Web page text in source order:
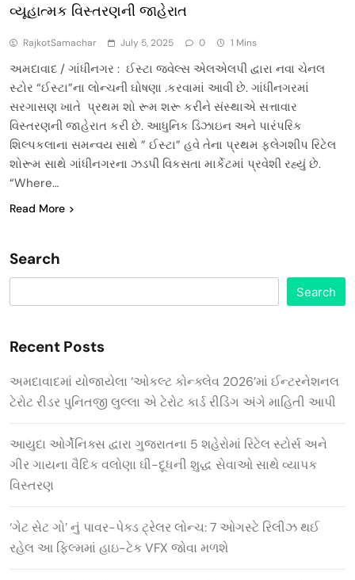
વ્યૂહાત્મક વિસ્તરણની જાહેરાત
RajkotSamachar July 5, 2025 0 1 Mins
અમદાવાદ / ગાંધીનગર : ઈસ્ટા જવેલ્સ એલએલપી દ્વારા નવા ચેનલ
સ્ટોર “ઈસ્ટા”ના લોન્ચની ઘોષણા .કરવામાં આવી છે. ગાંધીનગરમાં
સરગાસણ ખાતે પ્રથમ શો રૂમ શરૂ કરીને સંસ્થાએ સત્તાવાર
વિસ્તરણની જાહેરાત કરી છે. આધુનિક ડિઝાઇન અને પારંપરિક
શિલ્પકલાના સમન્વય સાથે ” ઈસ્ટા” હવે તેના પ્રથમ ફ્લેગશીપ રિટેલ
શોરૂમ સાથે ગાંધીનગરના ઝડપી વિકસતા માર્કેટમાં પ્રવેશી રહ્યું છે.
“Where…
Read More
Search
Search
Recent Posts
અમદાવાદમાં યોજાયેલા ‘ઓકલ્ટ કોન્ક્લેવ 2026’માં ઈન્ટરનેશનલ
ટેરોટ રીડર પુનિતજી લુલ્લા એ ટેરોટ કાર્ડ રીડિંગ અંગે માહિતી આપી
આયુદા ઓર્ગેનિક્સ દ્વારા ગુજરાતના 5 શહેરોમાં રિટેલ સ્ટોર્સ અને
ગીર ગાયના વૈદિક વલોણા ઘી-દૂધની શુદ્ધ સેવાઓ સાથે વ્યાપક
વિસ્તરણ
‘ગેટ સેટ ગો’ નું પાવર-પેક્ડ ટ્રેલર લોન્ચ: 7 ઓગસ્ટે રિલીઝ થઈ
રહેલ આ ફિલ્મમાં હાઇ-ટેક VFX જોવા મળશે